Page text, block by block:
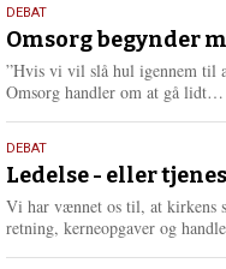
9.
juli
2026
DEBAT
Omsorg begynder
”Hvis vi vil slå hul igennem til
Omsorg handler om at gå lidt…
10.
juni
2026
DEBAT
Ledelse - eller
Vi har vænnet os til, at kirkens
retning, kerneopgaver og